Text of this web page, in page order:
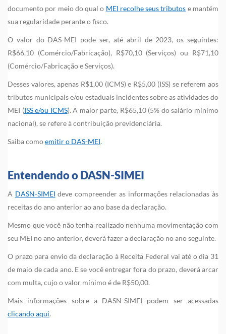
documento por meio do qual o MEI recolhe seus tributos e mantém
sua regularidade perante o fisco.
O valor do DAS-MEI pode ser, até abril de 2023, os seguintes:
R$66,10 (Comércio/Fabricação), R$70,10 (Serviços) ou R$71,10
(Comércio/Fabricação e Serviços).
Desses valores, apenas R$1,00 (ICMS) e R$5,00 (ISS) se referem aos
tributos municipais e/ou estaduais incidentes sobre as atividades do
MEI (ISS e/ou ICMS). A maior parte, R$65,10 (5% do salário mínimo
nacional), se refere à contribuição previdenciária.
Saiba comoemitir o DAS-MEI.
Entendendo o DASN-SIMEI
A DASN-SIMEI deve compreender as informações relacionadas às
receitas do ano anterior ao ano base da declaração.
Mesmo que você não tenha realizado nenhuma movimentação com
seu MEI no ano anterior, deverá fazer a declaração no ano seguinte.
O prazo para envio da declaração à Receita Federal vai até o dia 31
de maio de cada ano. E se você entregar fora do prazo, deverá arcar
com multa, cujo o valor mínimo é de R$50,00.
Mais informações sobre a DASN-SIMEI podem ser acessadas
clicando aqui.